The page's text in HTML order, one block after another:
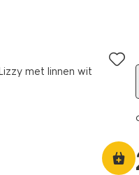
met linnen wit